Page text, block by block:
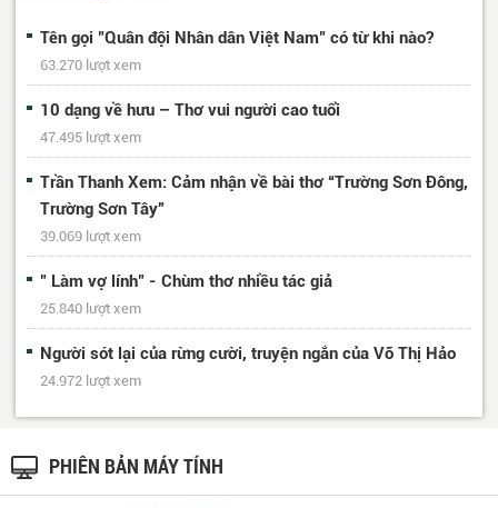
Tên gọi "Quân đội Nhân dân Việt Nam" có từ khi nào?
63.270 lượt xem
10 dạng về hưu – Thơ vui người cao tuổi
47.495 lượt xem
Trần Thanh Xem: Cảm nhận về bài thơ “Trường Sơn Đông,
Trường Sơn Tây”
39.069 lượt xem
" Làm vợ lính" - Chùm thơ nhiều tác giả
25.840 lượt xem
Người sót lại của rừng cười, truyện ngắn của Võ Thị Hảo
24.972 lượt xem
PHIÊN BẢN MÁY TÍNH